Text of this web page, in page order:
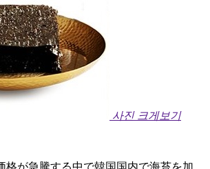
사진 크게보기
格が急騰する中で韓国国内で海苔を加